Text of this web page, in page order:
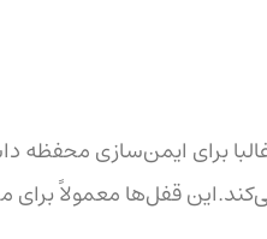
برای ایمن‌سازی محفظه
قفل‌ها معمولاً